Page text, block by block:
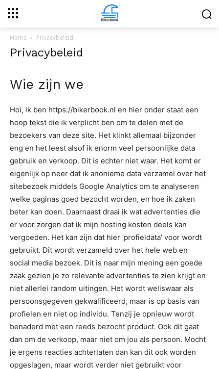
Home Privacybeleid
Privacybeleid
Wie zijn we
Hoi, ik ben https://bikerbook.nl en hier onder staat een
hoop tekst die ik verplicht ben om te delen met de
bezoekers van deze site. Het klinkt allemaal bijzonder
eng en het leest alsof ik enorm veel persoonlijke data
gebruik en verkoop. Dit is echter niet waar. Het komt er
eigenlijk op neer dat ik anonieme data verzamel over het
sitebezoek middels Google Analytics om te analyseren
welke paginas goed bezocht worden, en hoe ik zaken
beter kan doen. Daarnaast draai ik wat advertenties die
er voor zorgen dat ik mijn hosting kosten deels kan
vergoeden. Het kan zijn dat hier ‘profieldata’ voor wordt
gebruikt. Dit wordt verzameld over het hele web en
social media bezoek. Dit is naar mijn mening een goede
zaak gezien je zo relevante advertenties te zien krijgt en
niet allerlei random uitingen. Het wordt weliswaar als
persoonsgegeven gekwalificeerd, maar is op basis van
profielen en niet op individu. Tenzij je opnieuw wordt
benaderd met een reeds bezocht product. Ook dit gaat
dan om de verkoop, maar niet om jou als persoon. Mocht
je ergens reacties achterlaten dan kan dit ook worden
opgeslagen, maar wordt verder niet gebruikt voor